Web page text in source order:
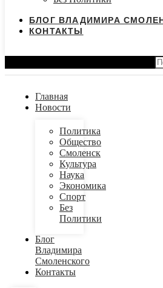
БЛОГ ВЛАДИМИРА
КОНТАКТЫ
Главная
Новости
Политика
Общество
Смоленск
Культура
Наука
Экономика
Спорт
Без
Политики
Блог
Владимира
Смоленского
Контакты